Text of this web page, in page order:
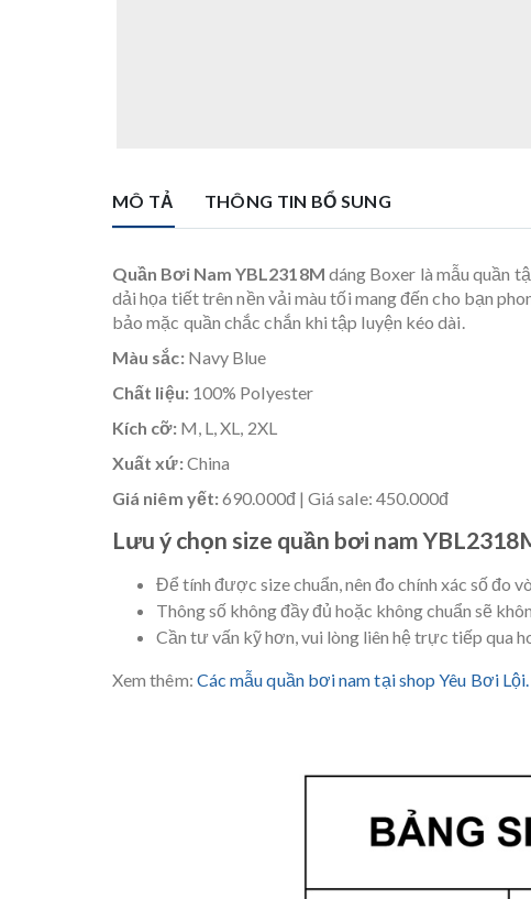
MÔ TẢ THÔNG TIN BỔ SUNG
Quần Bơi Nam YBL2318M dáng Boxer là mẫu quần
dải họa tiết trên nền vải màu tối mang đến cho bạn
bảo mặc quần chắc chắn khi tập luyện kéo dài.
Màu sắc:Navy Blue
Chất liệu:100% Polyester
Kích cỡ:M, L, XL, 2XL
Xuất xứ:China
Giá niêm yết:690.000đ | Giá sale: 450.000đ
Lưu ý chọn size quần bơi nam
Để tính được size chuẩn, nên đo chính xác số đo
Thông số không đầy đủ hoặc không chuẩn sẽ
Cần tư vấn kỹ hơn, vui lòng liên hệ trực tiếp qua
Xem thêm: Các mẫu quần bơi nam tại shop Yêu Bơi Lội.